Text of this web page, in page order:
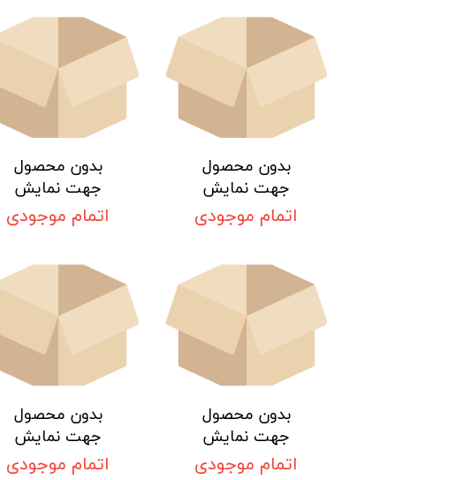
بدون محصول
جهت نمایش
اتمام موجودی
بدون محصول
جهت نمایش
اتمام موجودی
بدون محصول
جهت نمایش
اتمام موجودی
بدون محصول
جهت نمایش
اتمام موجودی